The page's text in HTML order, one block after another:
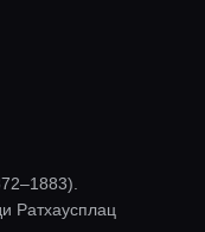
Ратхаусплац